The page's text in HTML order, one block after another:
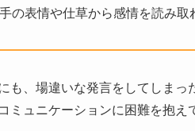
手の表情や仕草から感情を読み取
も、場違いな発言をしてしま
ミュニケーションに困難を抱え